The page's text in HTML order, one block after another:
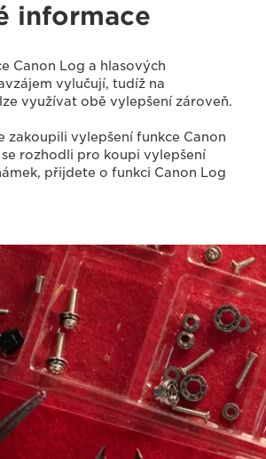
informace
Canon Log a hlasových
vylučují, tudíž na
využívat obě vylepšení zároveň.
zakoupili vylepšení funkce Canon
rozhodli pro koupi vylepšení
přijdete o funkci Canon Log